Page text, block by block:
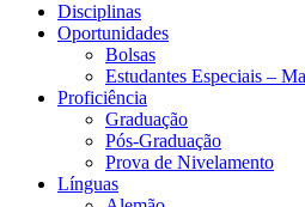
Disciplinas
Oportunidades
Bolsas
Estudantes Especiais –
Proficiência
Graduação
Pós-Graduação
Prova de Nivelamento
Línguas